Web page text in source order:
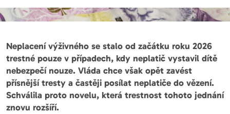
Neplacení výživného se stalo od začátku roku 2026
trestné pouze v případech, kdy neplatič vystavil dítě
nebezpečí nouze. Vláda chce však opět zavést
přísnější tresty a častěji posílat neplatiče do vězení.
Schválila proto novelu, která trestnost tohoto jednání
znovu rozšíří.